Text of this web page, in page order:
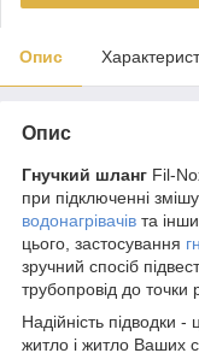
Опис
Опис
Гнучкий шланг Fil-
при підключенні
водонагрівачів та
цього, застосування
зручний спосіб
трубопровід до точки
Надійність підводки
житло і житло Ваших